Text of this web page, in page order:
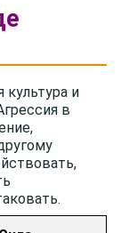
культура и
в